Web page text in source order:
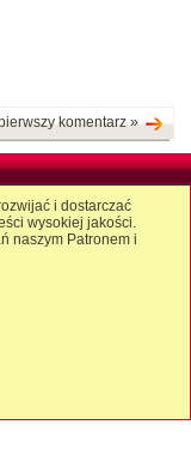
komentarz »
i dostarczać
wysokiej jakości.
naszym Patronem i